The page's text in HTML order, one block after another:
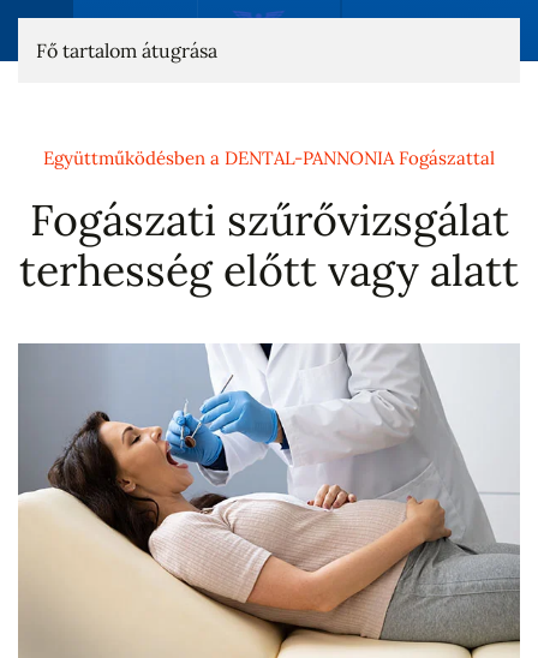
Fő tartalom átugrása
Együttműködésben a DENTAL-PANNONIA Fogászattal
Fogászati szűrővizsgálat
terhesség előtt vagy alatt